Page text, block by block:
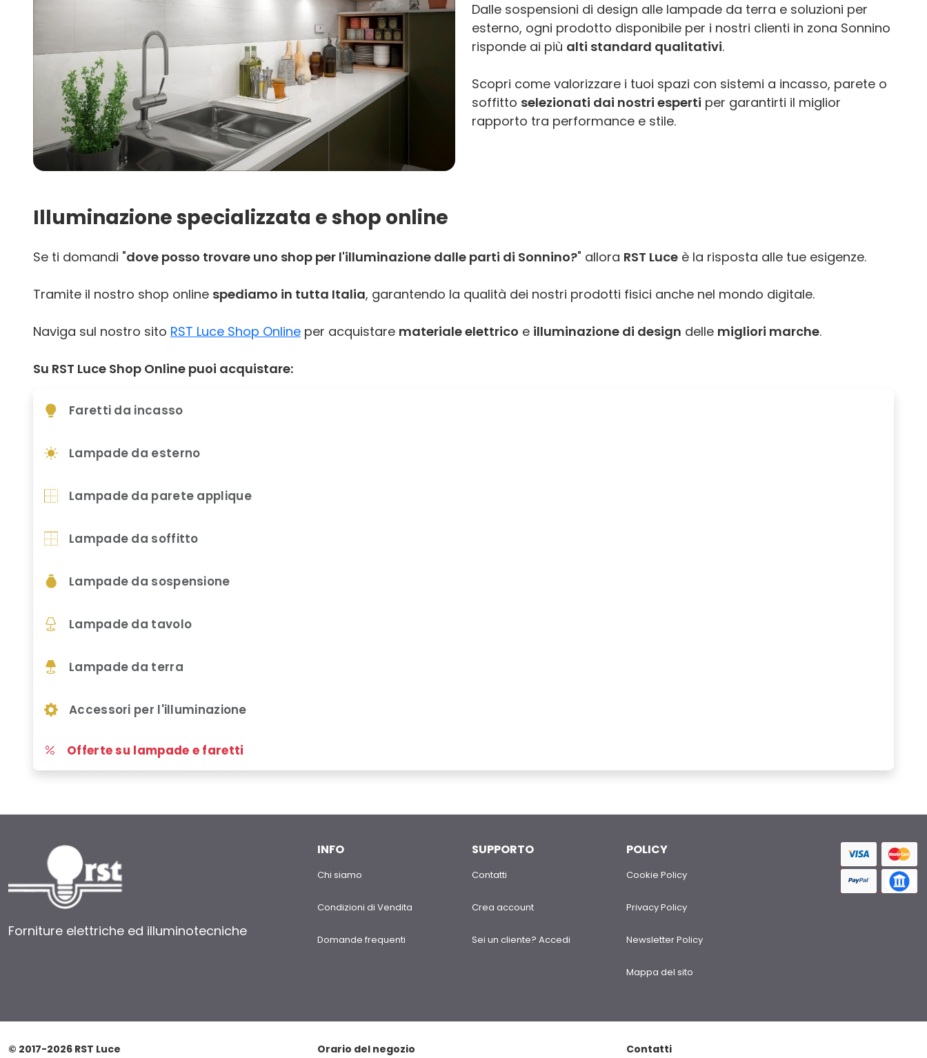
Dalle sospensioni di design alle lampade da terra e soluzioni per
esterno, ogni prodotto disponibile per i nostri clienti in zona Sonnino
risponde ai più alti standard qualitativi.
Scopri come valorizzare i tuoi spazi con sistemi a incasso, parete o
soffitto selezionati dai nostri esperti per garantirti il miglior
rapporto tra performance e stile.
Illuminazione specializzata e shop online
Se ti domandi "dove posso trovare uno shop per l'illuminazione dalle parti di Sonnino?" allora RST Luce è la risposta alle tue esigenze.
Tramite il nostro shop online spediamo in tutta Italia, garantendo la qualità dei nostri prodotti fisici anche nel mondo digitale.
Naviga sul nostro sito RST Luce Shop Online per acquistare materiale elettrico e illuminazione di design delle migliori marche.
Su RST Luce Shop Online puoi acquistare:
Faretti da incasso
Lampade da esterno
Lampade da parete applique
Lampade da soffitto
Lampade da sospensione
Lampade da tavolo
Lampade da terra
Accessori per l'illuminazione
Offerte su lampade e faretti
Forniture elettriche ed illuminotecniche
INFO
Chi siamo
Condizioni di Vendita
Domande frequenti
SUPPORTO
Contatti
Crea account
Sei un cliente? Accedi
POLICY
Cookie Policy
Privacy Policy
Newsletter Policy
Mappa del sito
© 2017-2026 RST Luce Orario del negozio Contatti